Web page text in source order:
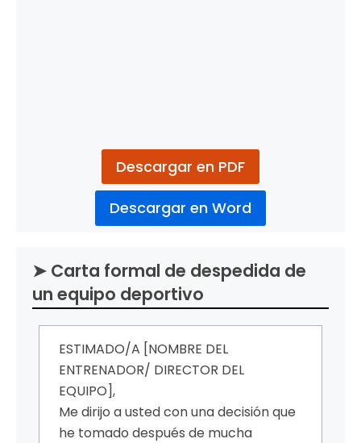
Descargar en PDF
Descargar en Word
➤ Carta formal de despedida de
un equipo deportivo
ESTIMADO/A [NOMBRE DEL
ENTRENADOR/ DIRECTOR DEL
EQUIPO],
Me dirijo a usted con una decisión que
he tomado después de mucha